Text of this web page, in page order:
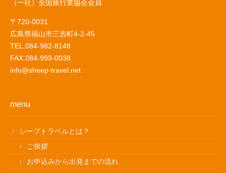
（一社）全国旅行業協会会員
〒720-0031
広島県福山市三吉町4-2-45
TEL.084-982-8148
FAX.084-999-0038
info@sheep-travel.net
menu
シープトラベルとは？
ご挨拶
お申込みから出発までの流れ